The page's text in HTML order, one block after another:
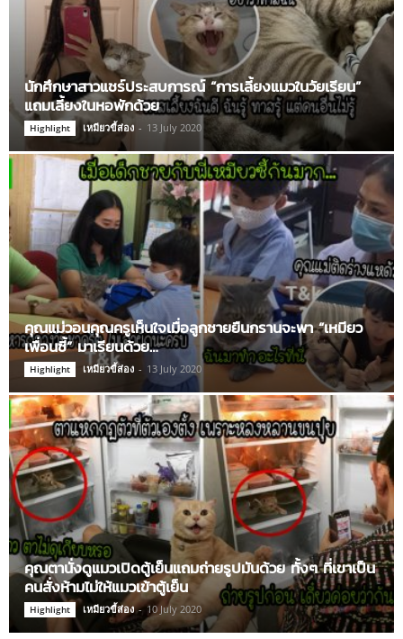
นักศึกษาสาวแชร์ประสบการณ์ “การเลี้ยงแมวในวัยเรียน”
แถมเลี้ยงในหอพักด้วย
Highlight เหมียวขี้ส่อง - 13 July 2020
คุณแม่วอนคุณครูเห็นใจเมื่อลูกชายยืนกรานจะพา “เหมียว
เพื่อนซี้” มาเรียนด้วย…
Highlight เหมียวขี้ส่อง - 13 July 2020
คุณตานั่งดูแมวเปิดตู้เย็นแถมถ่ายรูปมันด้วย ทั้งๆ ที่เขาเป็น
คนสั่งห้ามไม่ให้แมวเข้าตู้เย็น
Highlight เหมียวขี้ส่อง - 10 July 2020